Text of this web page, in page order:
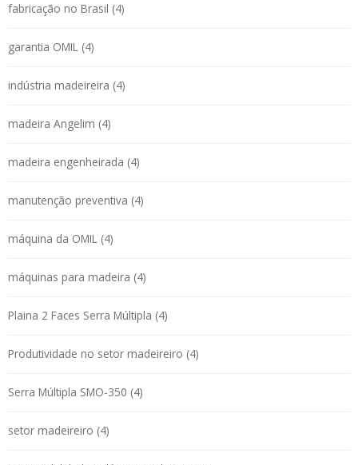
fabricação no Brasil (4)
garantia OMIL (4)
indústria madeireira (4)
madeira Angelim (4)
madeira engenheirada (4)
manutenção preventiva (4)
máquina da OMIL (4)
máquinas para madeira (4)
Plaina 2 Faces Serra Múltipla (4)
Produtividade no setor madeireiro (4)
Serra Múltipla SMO-350 (4)
setor madeireiro (4)